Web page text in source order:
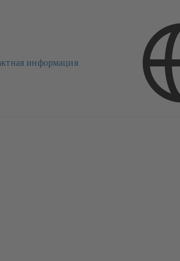
информация